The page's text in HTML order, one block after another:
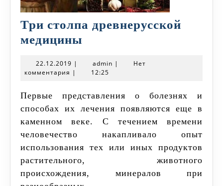
Три столпа древнерусской
медицины
древнерусской
22.12.2019 22.12.2019
| admin admin
|
Нет
комментария | 12:25
Первые представления о болезнях и
способах их лечения появляются еще в
каменном веке. С течением времени
человечество накапливало опыт
использования тех или иных продуктов
растительного, животного
происхождения, минералов при